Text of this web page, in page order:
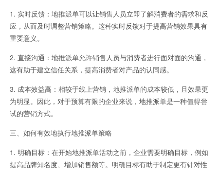
1. 实时反馈：地推派单可以让销售人员立即了解消费者的需求和反
应，从而及时调整营销策略。这种实时反馈对于提高营销效果具有
重要意义。
2. 直接沟通：地推派单允许销售人员与消费者进行面对面的沟通，
这有助于建立信任关系，提高消费者对产品的认同感。
3. 成本效益高：相较于线上营销，地推派单的成本较低，且效果更
为明显。因此，对于预算有限的企业来说，地推派单是一种值得尝
试的营销方式。
三、如何有效地执行地推派单策略
1. 明确目标：在开始地推派单活动之前，企业需要明确目标，例如
提高品牌知名度、增加销售额等。明确目标有助于制定更有针对性